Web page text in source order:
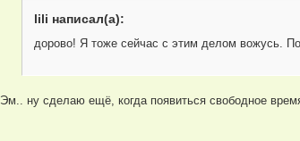
lili написал(а):
дорово! Я тоже сейчас с этим делом вожусь.
Эм.. ну сделаю ещё, когда появиться свободное